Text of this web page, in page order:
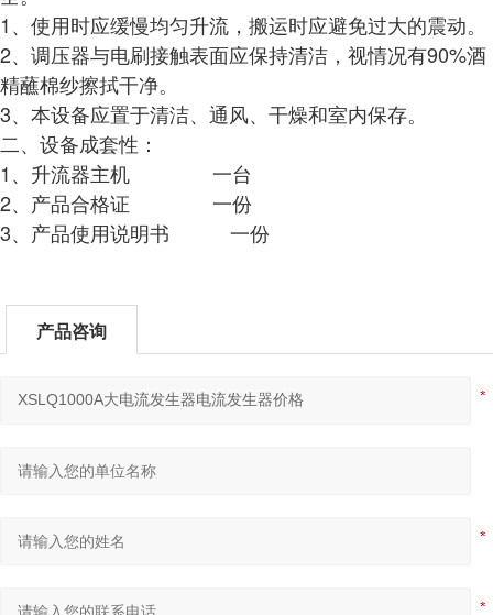
1、使用时应缓慢均匀升流，搬运时应避免过大的震动。
2、调压器与电刷接触表面应保持清洁，视情况有90%酒
精蘸棉纱擦拭干净。
3、本设备应置于清洁、通风、干燥和室内保存。
二、设备成套性：
1、升流器主机 一台
2、产品合格证 一份
3、产品使用说明书 一份
产品咨询